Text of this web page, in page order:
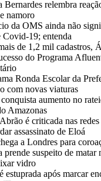
Bernardes relembra
namoro
da OMS ainda não
Covid-19; entenda
de 1,2 mil cadastros,
do Programa
Ronda Escolar da
com novas viaturas
aumento no
Amazonas
é criticada nas
assassinato de Eloá
a Londres para
prende suspeito de matar
vidro
estuprada após marcar